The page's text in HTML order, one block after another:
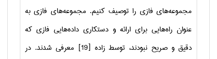
مجموعه‌های فازی را توصیف کنیم. مجموعه‌های فازی به
عنوان راه‌هایی برای ارائه و دستکاری داده‌هایی فازی که
دقیق و صریح نبودند، توسط زاده [19] معرفی شدند. در